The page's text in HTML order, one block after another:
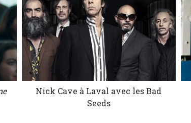
Nick Cave à Laval avec les Bad
Seeds